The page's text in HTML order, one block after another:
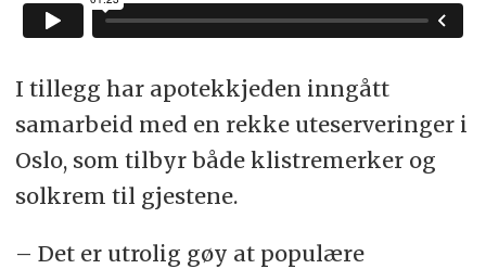
I tillegg har apotekkjeden inngått
samarbeid med en rekke uteserveringer i
Oslo, som tilbyr både klistremerker og
solkrem til gjestene.
– Det er utrolig gøy at populære